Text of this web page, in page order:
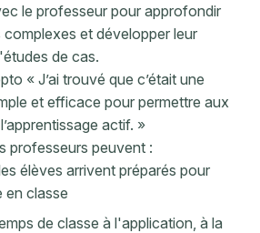
le professeur pour approfondir
et développer leur
de cas.
« J’ai trouvé que c’était une
et efficace pour permettre aux
actif. »
professeurs peuvent :
élèves arrivent préparés pour
en classe
de classe à l'application, à la